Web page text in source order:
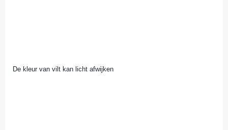
De kleur van vilt kan licht afwijken